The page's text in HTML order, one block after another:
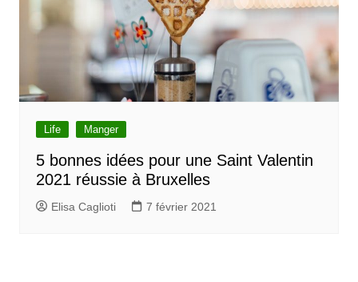
Life Manger
5 bonnes idées pour une Saint Valentin
2021 réussie à Bruxelles
Elisa Caglioti 7 février 2021